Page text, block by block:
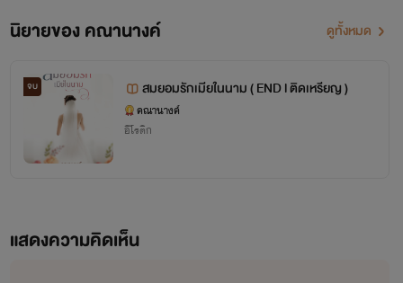
นิยายของ คณานางค์ ดูทั้งหมด
จบ สมยอมรักเมียในนาม ( END l ติดเหรียญ )
คณานางค์
อีโรติก
แสดงความคิดเห็น